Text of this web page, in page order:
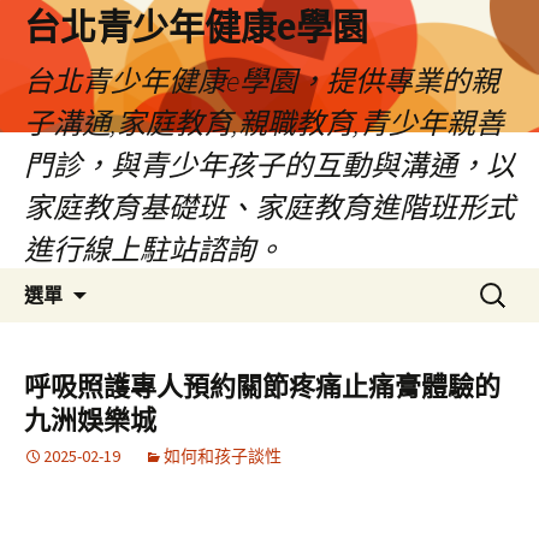
台北青少年健康e學園
台北青少年健康e學園，提供專業的親
子溝通,家庭教育,親職教育,青少年親善
門診，與青少年孩子的互動與溝通，以
家庭教育基礎班、家庭教育進階班形式
進行線上駐站諮詢。
選單
容
搜
尋
鍵
字:
呼吸照護專人預約關節疼痛止痛膏體驗的
九洲娛樂城
2025-02-19 如何和孩子談性